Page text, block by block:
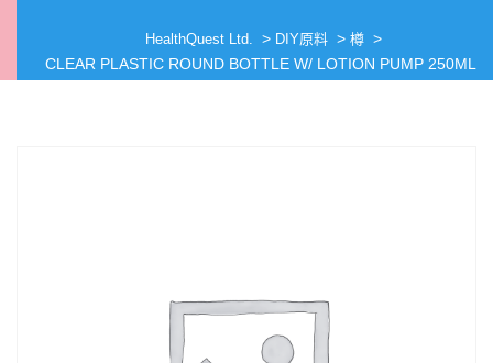
HealthQuest Ltd. > DIY原料 > 樽 >
CLEAR PLASTIC ROUND BOTTLE W/ LOTION PUMP 250ML